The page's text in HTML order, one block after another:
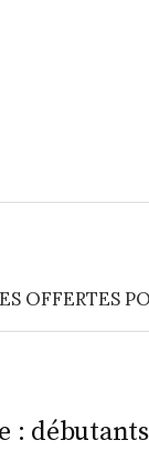
OFFERTES
: